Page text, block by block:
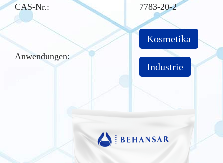
CAS-Nr.: 7783-20-2
Anwendungen:
Kosmetika
Industrie